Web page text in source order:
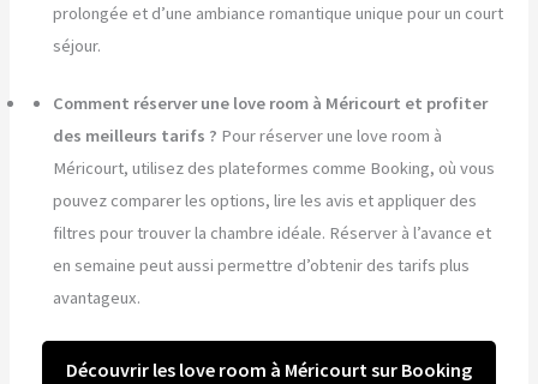
prolongée et d’une ambiance romantique unique pour un court
séjour.
Comment réserver une love room à Méricourt et profiter
des meilleurs tarifs ? Pour réserver une love room à
Méricourt, utilisez des plateformes comme Booking, où vous
pouvez comparer les options, lire les avis et appliquer des
filtres pour trouver la chambre idéale. Réserver à l’avance et
en semaine peut aussi permettre d’obtenir des tarifs plus
avantageux.
Découvrir les love room à Méricourt sur Booking